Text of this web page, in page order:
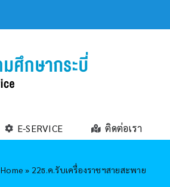
E-SERVICE ติดต่อเรา
Home » 22ธ.ค.รับเครื่องราชฯสายสะพาย